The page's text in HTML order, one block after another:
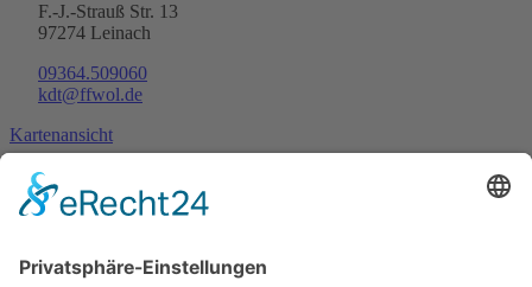
F.-J.-Strauß Str. 13
97274 Leinach
09364.509060
kdt@ffwol.de
Kartenansicht
Im Notfall
Kontakt